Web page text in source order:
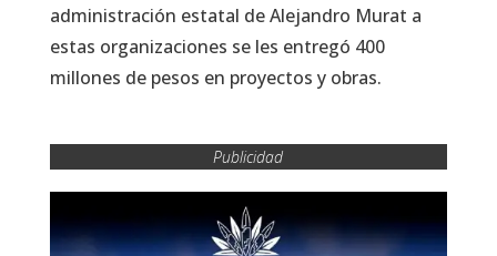
administración estatal de Alejandro Murat a
estas organizaciones se les entregó 400
millones de pesos en proyectos y obras.
Publicidad